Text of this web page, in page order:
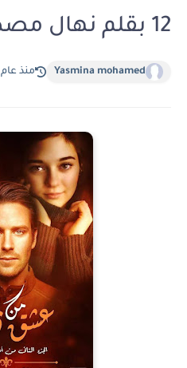
12 بقلم نهال مصطفي
Yasmina mohamed منذ عام